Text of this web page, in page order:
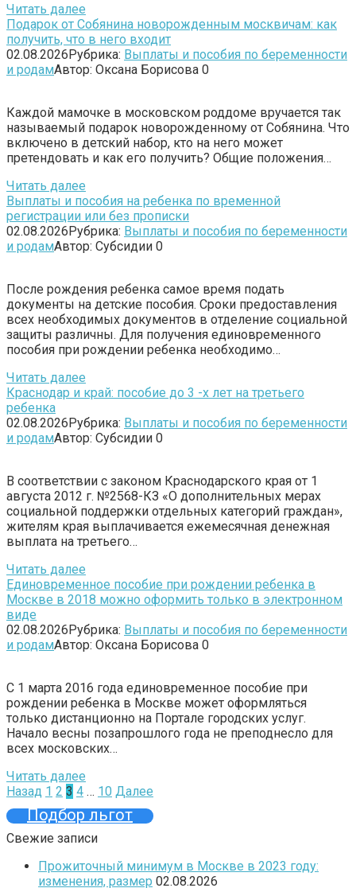
Читать далее
Подарок от Собянина новорожденным москвичам: как
получить, что в него входит
02.08.2026Рубрика: Выплаты и пособия по беременности
и родамАвтор: Оксана Борисова 0
Каждой мамочке в московском роддоме вручается так
называемый подарок новорожденному от Собянина. Что
включено в детский набор, кто на него может
претендовать и как его получить? Общие положения…
Читать далее
Выплаты и пособия на ребенка по временной
регистрации или без прописки
02.08.2026Рубрика: Выплаты и пособия по беременности
и родамАвтор: Субсидии 0
После рождения ребенка самое время подать
документы на детские пособия. Сроки предоставления
всех необходимых документов в отделение социальной
защиты различны. Для получения единовременного
пособия при рождении ребенка необходимо…
Читать далее
Краснодар и край: пособие до 3 -х лет на третьего
ребенка
02.08.2026Рубрика: Выплаты и пособия по беременности
и родамАвтор: Субсидии 0
В соответствии с законом Краснодарского края от 1
августа 2012 г. №2568-КЗ «О дополнительных мерах
социальной поддержки отдельных категорий граждан»,
жителям края выплачивается ежемесячная денежная
выплата на третьего…
Читать далее
Единовременное пособие при рождении ребенка в
Москве в 2018 можно оформить только в электронном
виде
02.08.2026Рубрика: Выплаты и пособия по беременности
и родамАвтор: Оксана Борисова 0
С 1 марта 2016 года единовременное пособие при
рождении ребенка в Москве может оформляться
только дистанционно на Портале городских услуг.
Начало весны позапрошлого года не преподнесло для
всех московских…
Читать далее
Пагинация
записей
Назад 1 2 3 4 … 10 Далее
Подбор льгот
Свежие записи
Прожиточный минимум в Москве в 2023 году:
изменения, размер 02.08.2026